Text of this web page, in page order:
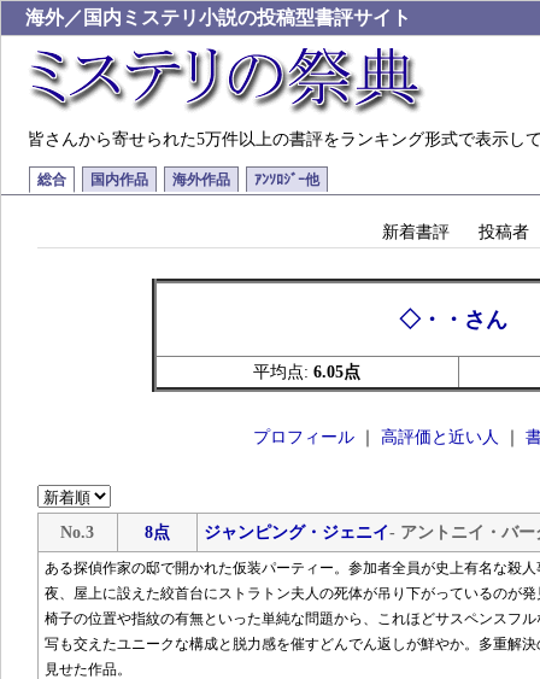
海外／国内ミステリ小説の投稿型書評サイト
皆さんから寄せられた5万件以上の書評をランキング形式で表示し
総合 国内作品 海外作品 ｱﾝｿﾛｼﾞｰ他
新着書評 投稿者
◇・・さん
平均点: 6.05点
プロフィール｜ 高評価と近い人
No.3 8点 ジャンピング・ジェニイ- アントニイ・バー
ある探偵作家の邸で開かれた仮装パーティー。参加者全員が史上有名な殺
夜、屋上に設えた絞首台にストラトン夫人の死体が吊り下がっているのが発
椅子の位置や指紋の有無といった単純な問題から、これほどサスペンスフ
写も交えたユニークな構成と脱力感を催すどんでん返しが鮮やか。多重解
見せた作品。